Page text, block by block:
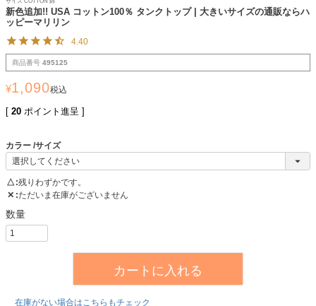
新色追加!! USA コットン100％ タンクトップ | 大きいサイズの通販ならハ
ッピーマリリン
4.40
商品番号 495125
¥1,090税込
[ 20 ポイント進呈 ]
カラー サイズ
△ 残りわずかです。
✕ ただいま在庫がございません
カートに入れる
在庫がない場合はこちらもチェック